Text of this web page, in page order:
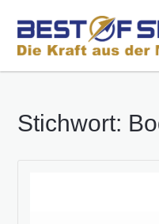
Stichwort: